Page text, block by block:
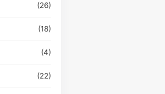
(26)
(18)
(4)
(22)